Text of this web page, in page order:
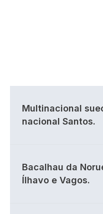
Multinacional
nacional Santos.
Bacalhau da
Ílhavo e Vagos.